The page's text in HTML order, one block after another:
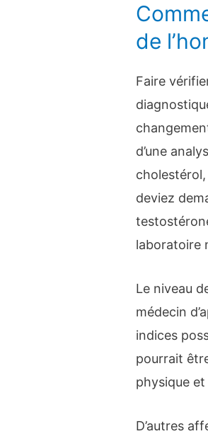
de
Faire
d’une
deviez
laboratoire
Le niveau
médecin
indices
pourrait
physique
D’autres